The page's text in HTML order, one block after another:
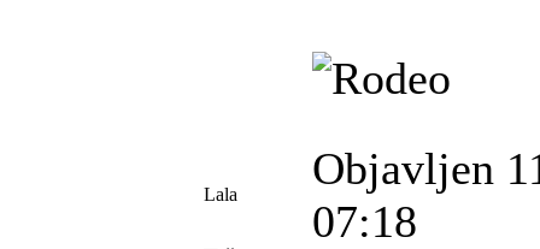
Lala
Objavljen
07:18